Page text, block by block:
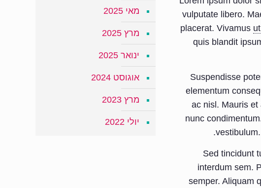
vulputate libero.
placerat. Vivamus
quis blandit
Suspendisse
elementum
ac nisl. Mauris
nunc
Sed tincidunt
interdum sem.
semper. Aliquam
מאי 2025
מרץ 2025
ינואר 2025
אוגוסט 2024
מרץ 2023
יולי 2022